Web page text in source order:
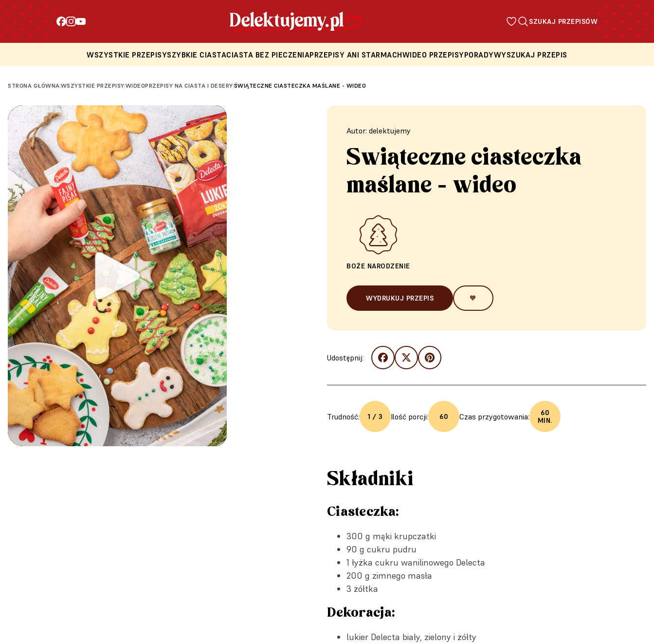
SZUKAJ PRZEPISÓW
WSZYSTKIE PRZEPISYSZYBKIE CIASTACIASTA BEZ PIECZENIAPRZEPISY ANI STARMACHWIDEO PRZEPISYPORADYWYSZUKAJ PRZEPIS
STRONA GŁÓWNA|WSZYSTKIE PRZEPISY|WIDEOPRZEPISY NA CIASTA I DESERY|ŚWIĄTECZNE CIASTECZKA MAŚLANE - WIDEO
Loading
Autor: delektujemy
Świąteczne ciasteczka
maślane - wideo
BOŻE NARODZENIE
WYDRUKUJ PRZEPIS 🧡
Udostępnij:
Trudność: 1 / 3 Ilość porcji: 60 Czas przygotowania:
60
MIN.
Składniki
Ciasteczka:
300 g mąki krupczatki
90 g cukru pudru
1 łyżka cukru wanilinowego Delecta
200 g zimnego masła
3 żółtka
Dekoracja:
lukier Delecta biały, zielony i żółty